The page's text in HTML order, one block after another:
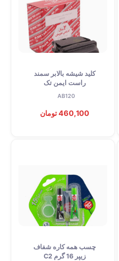
کلید شیشه بالابر سمند
راست ایمن تک
AB120
460,100 تومان
چسب همه کاره شفاف
زیپر 16 گرم C2